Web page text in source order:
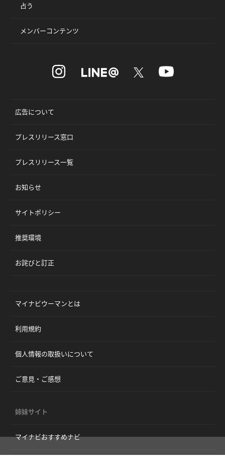
占う
メンバーコンテンツ
広告について
プレスリリース窓口
プレスリリース一覧
お知らせ
サイトポリシー
推奨環境
お詫びと訂正
マイナビウーマンとは
利用規約
個人情報の取扱いについて
ご意見・ご感想
姉妹サイト
マイナビおすすめナビ